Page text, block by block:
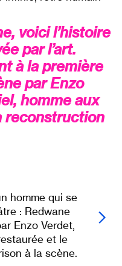
voici l’histoire
par l’art.
à la première
par Enzo
homme aux
reconstruction
homme qui se
: Redwane
Enzo Verdet,
et le
à la scène.